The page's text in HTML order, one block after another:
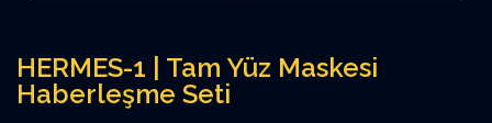
HERMES-1 | Tam Yüz Maskesi
Haberleşme Seti